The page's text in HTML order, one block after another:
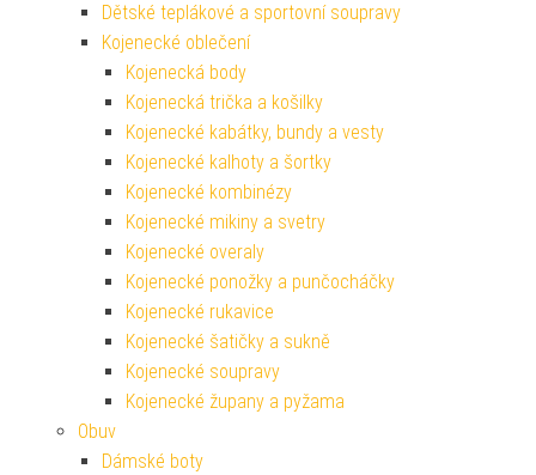
Dětské teplákové a sportovní soupravy
Kojenecké oblečení
Kojenecká body
Kojenecká trička a košilky
Kojenecké kabátky, bundy a vesty
Kojenecké kalhoty a šortky
Kojenecké kombinézy
Kojenecké mikiny a svetry
Kojenecké overaly
Kojenecké ponožky a punčocháčky
Kojenecké rukavice
Kojenecké šatičky a sukně
Kojenecké soupravy
Kojenecké župany a pyžama
Obuv
Dámské boty